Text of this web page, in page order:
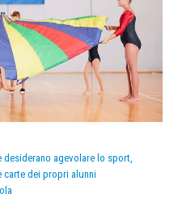
agevolare lo sport,
carte dei propri alunni